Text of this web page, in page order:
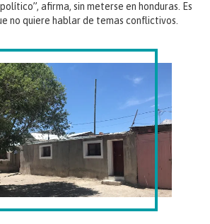
afirma, sin meterse en honduras. Es
no quiere hablar de temas conflictivos.